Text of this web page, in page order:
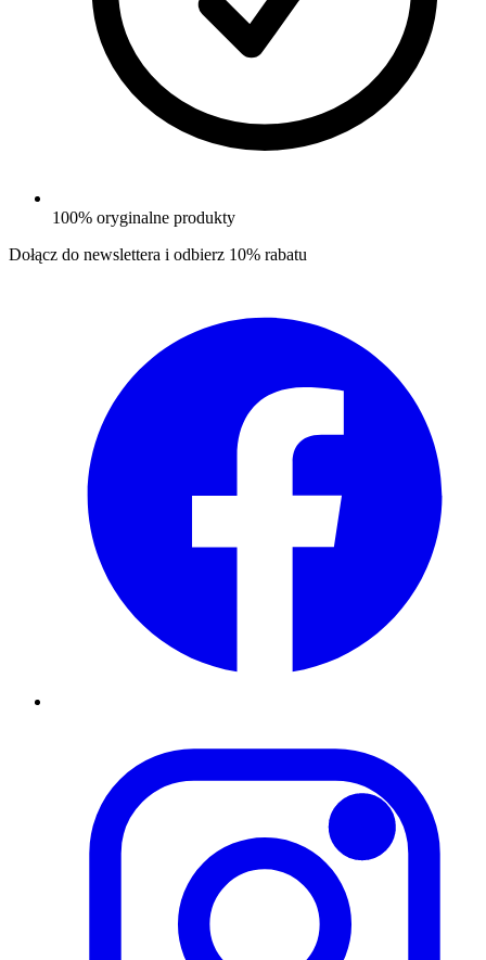
100% oryginalne produkty
Dołącz do newslettera i odbierz 10% rabatu